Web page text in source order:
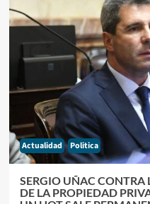
Actualidad Politica
SERGIO UÑAC CONTRA
DE LA PROPIEDAD